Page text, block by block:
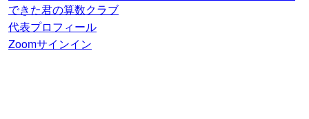
できた君の算数クラブ
代表プロフィール
Zoomサインイン